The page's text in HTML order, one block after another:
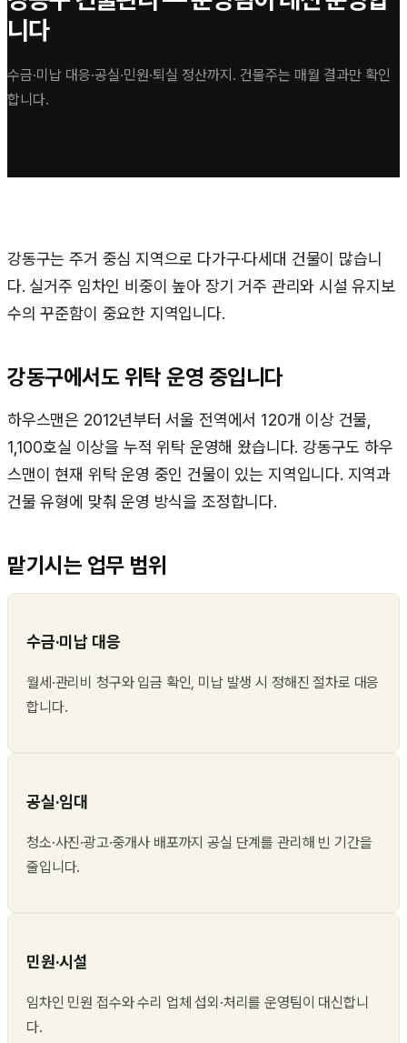
니다
수금·미납 대응·공실·민원·퇴실 정산까지. 건물주는 매월 결과만 확인
합니다.
강동구는 주거 중심 지역으로 다가구·다세대 건물이 많습니
다. 실거주 임차인 비중이 높아 장기 거주 관리와 시설 유지보
수의 꾸준함이 중요한 지역입니다.
강동구에서도 위탁 운영 중입니다
하우스맨은 2012년부터 서울 전역에서 120개 이상 건물,
1,100호실 이상을 누적 위탁 운영해 왔습니다. 강동구도 하우
스맨이 현재 위탁 운영 중인 건물이 있는 지역입니다. 지역과
건물 유형에 맞춰 운영 방식을 조정합니다.
맡기시는 업무 범위
수금·미납 대응
월세·관리비 청구와 입금 확인, 미납 발생 시 정해진 절차로 대응
합니다.
공실·임대
청소·사진·광고·중개사 배포까지 공실 단계를 관리해 빈 기간을
줄입니다.
민원·시설
임차인 민원 접수와 수리 업체 섭외·처리를 운영팀이 대신합니
다.